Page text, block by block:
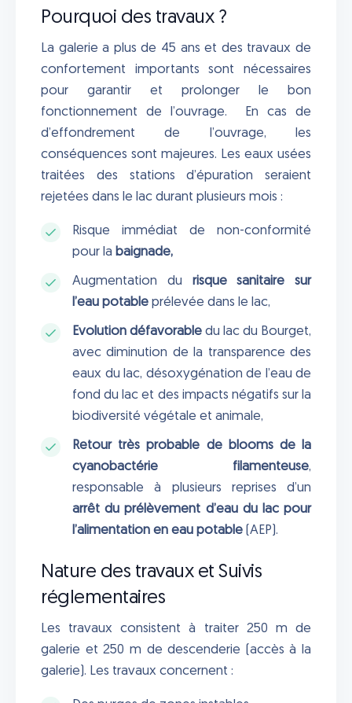
Pourquoi des travaux ?
La galerie a plus de 45 ans et des travaux de
confortement importants sont nécessaires
pour garantir et prolonger le bon
fonctionnement de l’ouvrage. En cas de
d’effondrement de l’ouvrage, les
conséquences sont majeures. Les eaux usées
traitées des stations d’épuration seraient
rejetées dans le lac durant plusieurs mois :
Risque immédiat de non-conformité
pour la baignade,
Augmentation du risque sanitaire sur
l’eau potable prélevée dans le lac,
Evolution défavorable du lac du Bourget,
avec diminution de la transparence des
eaux du lac, désoxygénation de l’eau de
fond du lac et des impacts négatifs sur la
biodiversité végétale et animale,
Retour très probable de blooms de la
cyanobactérie filamenteuse,
responsable à plusieurs reprises d’un
arrêt du prélèvement d’eau du lac pour
l’alimentation en eau potable (AEP).
Nature des travaux et Suivis
réglementaires
Les travaux consistent à traiter 250 m de
galerie et 250 m de descenderie (accès à la
galerie). Les travaux concernent :